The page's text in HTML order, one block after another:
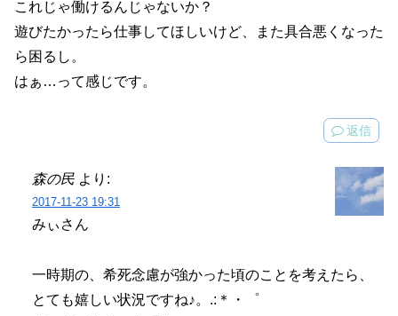
これじゃ働けるんじゃないか？
遊びたかったら仕事してほしいけど、また具合悪くなった
ら困るし。
はぁ…って感じです。
返信
森の民 より:
2017-11-23 19:31
みぃさん
一時期の、希死念慮が強かった頃のことを考えたら、
とても嬉しい状況ですね♪。.:＊・゜